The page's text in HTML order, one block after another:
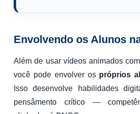
Envolvendo os Alunos
Além de usar vídeos animados
você pode envolver os próprios
Isso desenvolve habilidades
pensâmento crítico —